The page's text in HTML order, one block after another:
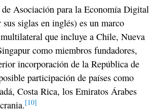
Asociación para la Economía Digital
siglas en inglés) es un marco
que incluye a Chile, Nueva
como miembros fundadores,
incorporación de la República de
participación de países como
Costa Rica, los Emiratos Árabes
[10]